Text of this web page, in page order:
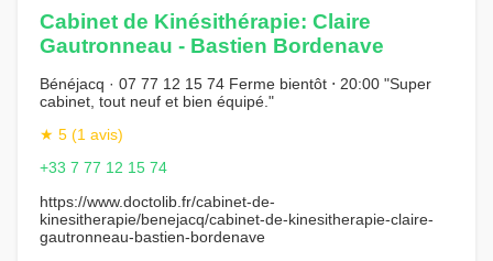
Cabinet de Kinésithérapie: Claire
Gautronneau - Bastien Bordenave
Bénéjacq · 07 77 12 15 74 Ferme bientôt ⋅ 20:00 "Super
cabinet, tout neuf et bien équipé."
★ 5 (1 avis)
+33 7 77 12 15 74
https://www.doctolib.fr/cabinet-de-
kinesitherapie/benejacq/cabinet-de-kinesitherapie-claire-
gautronneau-bastien-bordenave